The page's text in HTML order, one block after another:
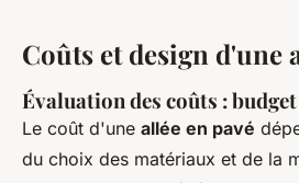
Coûts et design d'une
Évaluation des coûts :
Le coût d'une allée en pavé
du choix des matériaux et de la